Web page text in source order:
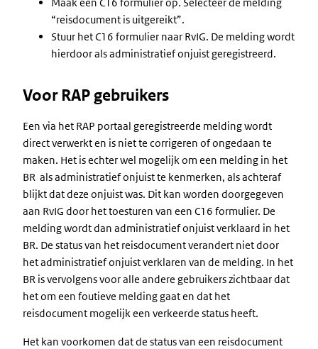
“reisdocument is uitgereikt”.
Stuur het C16 formulier naar RvIG. De melding wordt
hierdoor als administratief onjuist geregistreerd.
Voor RAP gebruikers
Een via het RAP portaal geregistreerde melding wordt
direct verwerkt en is niet te corrigeren of ongedaan te
maken. Het is echter wel mogelijk om een melding in het
BR als administratief onjuist te kenmerken, als achteraf
blijkt dat deze onjuist was. Dit kan worden doorgegeven
aan RvIG door het toesturen van een C16 formulier. De
melding wordt dan administratief onjuist verklaard in het
BR. De status van het reisdocument verandert niet door
het administratief onjuist verklaren van de melding. In het
BR is vervolgens voor alle andere gebruikers zichtbaar dat
het om een foutieve melding gaat en dat het
reisdocument mogelijk een verkeerde status heeft.
Het kan voorkomen dat de status van een reisdocument